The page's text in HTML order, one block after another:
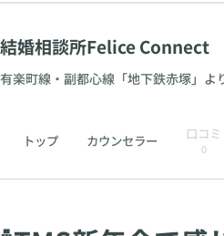
結婚相談所Felice Connect
有楽町線・副都心線「地下鉄赤塚」よ
トップ カウンセラー 口コミ
0